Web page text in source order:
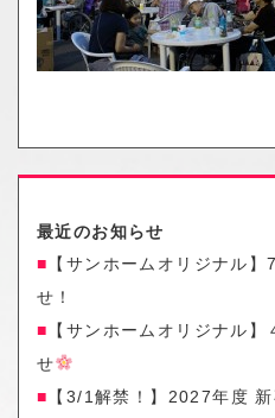
最近のお知らせ
【サンホームオリジナル
せ！
【サンホームオリジナル
せ
【3/1解禁！】2027年度